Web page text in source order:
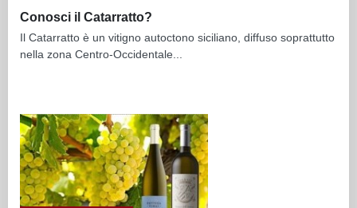
Conosci il Catarratto?
Il Catarratto è un vitigno autoctono siciliano, diffuso soprattutto
nella zona Centro-Occidentale...